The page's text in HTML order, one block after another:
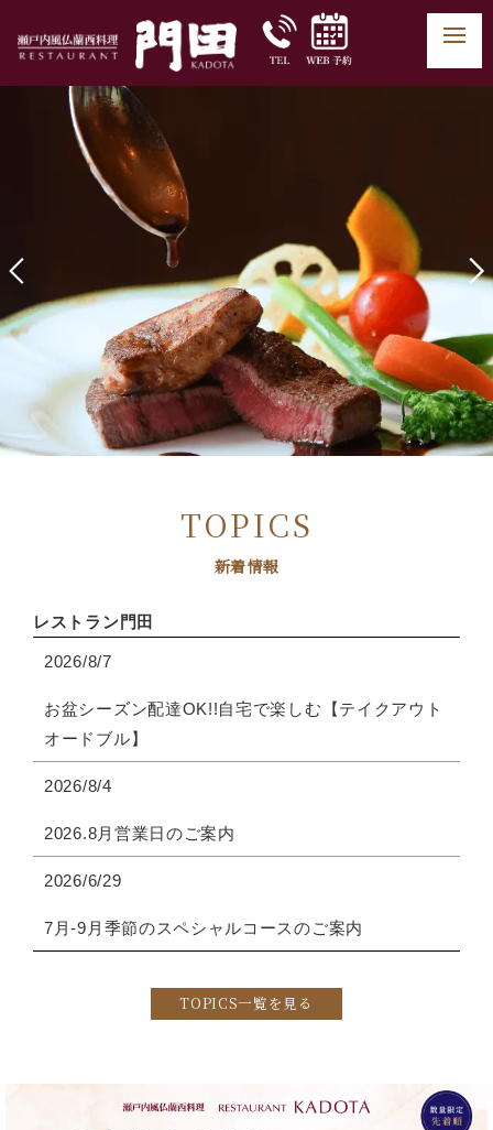
TOPICS
新着情報
レストラン門田
2026/8/7
お盆シーズン配達OK!!自宅で楽しむ【テイクアウト
オードブル】
2026/8/4
2026.8月営業日のご案内
2026/6/29
7月-9月季節のスペシャルコースのご案内
TOPICS一覧を見る